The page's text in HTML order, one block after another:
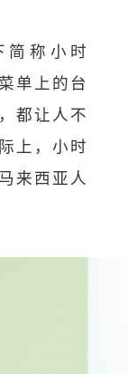
简称小时
单上的台
都让人不
上，小时
来西亚人